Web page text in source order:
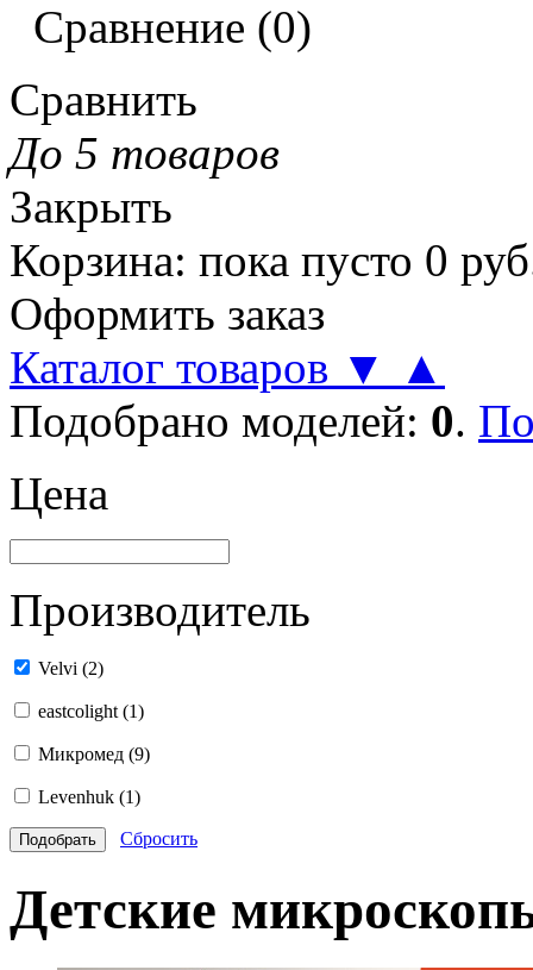
Сравнение (0)
Сравнить
До 5 товаров
Закрыть
Корзина: пока пусто 0
Оформить заказ
Каталог товаров ▼
▲
Подобрано моделей: 0.
Цена
Производитель
Velvi (2)
eastcolight (1)
Микромед (9)
Levenhuk (1)
Сбросить
Детские